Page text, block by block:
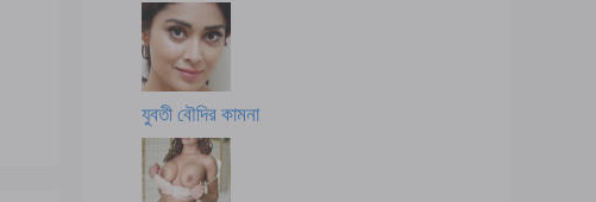
যুবতী বৌদির কামনা